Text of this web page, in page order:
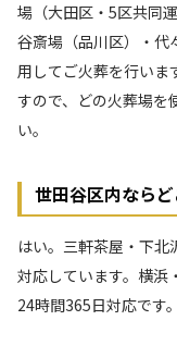
場（大田区・5区共同
谷斎場（品川区）・代
用してご火葬を行いま
すので、どの火葬場を
い。
世田谷区内なら
はい。三軒茶屋・下
対応しています。横浜
24時間365日対応です。